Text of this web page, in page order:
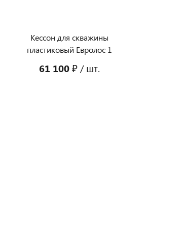
Кессон для скважины
пластиковый Евролос 1
61 100 ₽/ шт.